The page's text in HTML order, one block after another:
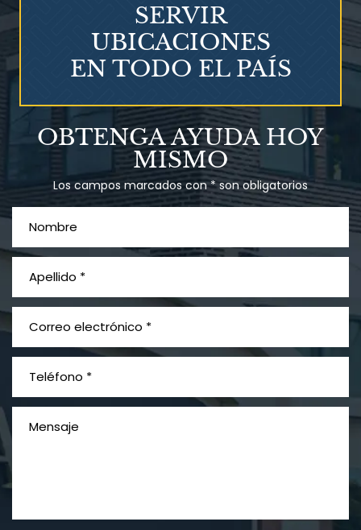
Talco en polvo
Ovary cancer
¿Qué es el mesotelioma?
OBTENGA AYUDA HOY
MISMO
Los campos marcados con * son obligatorios
SERVIR
UBICACIONES
EN TODO EL PAÍS